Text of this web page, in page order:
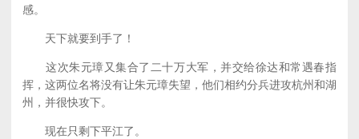
感。
天下就要到手了！
这次朱元璋又集合了二十万大军，并交给徐达和常遇春指
挥，这两位名将没有让朱元璋失望，他们相约分兵进攻杭州和湖
州，并很快攻下。
现在只剩下平江了。